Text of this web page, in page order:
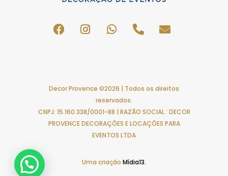
Decor Provence ©2026 | Todos os direitos
reservados.
CNPJ: 15.160.338/0001-88 | RAZÃO SOCIAL : DECOR
PROVENCE DECORAÇÕES E LOCAÇÕES PARA
EVENTOS LTDA
Uma criação Mídia13.